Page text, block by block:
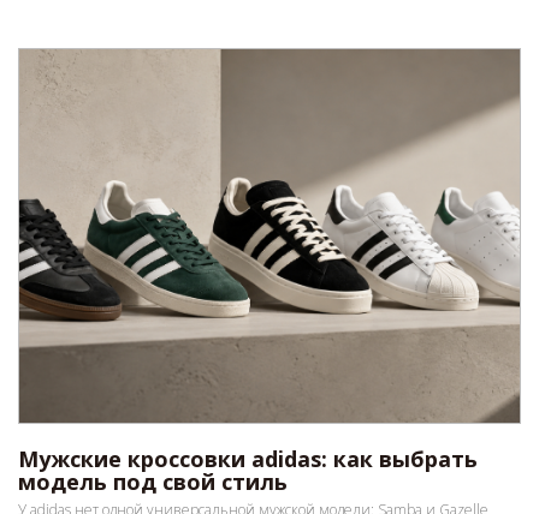
Мужские кроссовки adidas: как выбрать
модель под свой стиль